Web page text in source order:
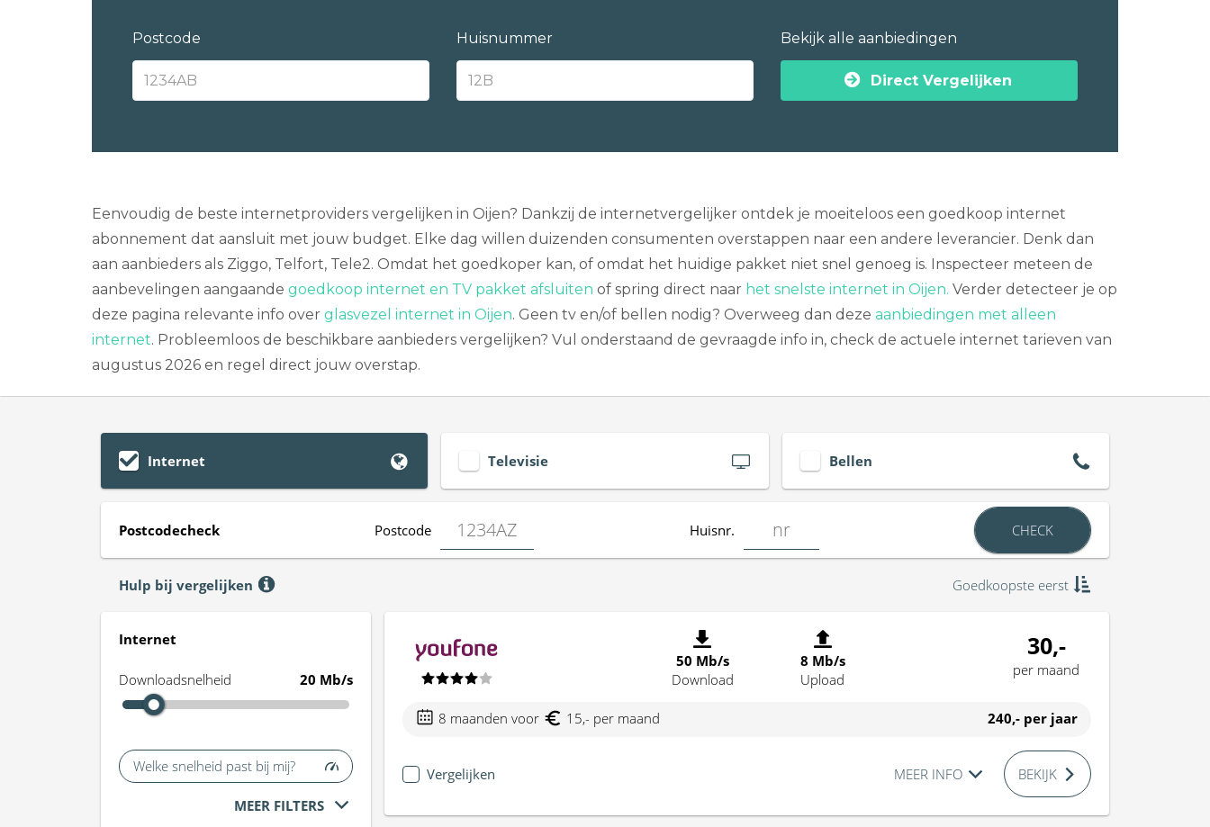
Postcode Huisnummer Bekijk alle aanbiedingen
Direct Vergelijken
Eenvoudig de beste internetproviders vergelijken in Oijen? Dankzij de internetvergelijker ontdek je moeiteloos een goedkoop internet
abonnement dat aansluit met jouw budget. Elke dag willen duizenden consumenten overstappen naar een andere leverancier. Denk dan
aan aanbieders als Ziggo, Telfort, Tele2. Omdat het goedkoper kan, of omdat het huidige pakket niet snel genoeg is. Inspecteer meteen de
aanbevelingen aangaande goedkoop internet en TV pakket afsluiten of spring direct naar het snelste internet in Oijen. Verder detecteer je op
deze pagina relevante info over glasvezel internet in Oijen. Geen tv en/of bellen nodig? Overweeg dan deze aanbiedingen met alleen
internet. Probleemloos de beschikbare aanbieders vergelijken? Vul onderstaand de gevraagde info in, check de actuele internet tarieven van
augustus 2026 en regel direct jouw overstap.
Internet Televisie Bellen
Postcodecheck Postcode Huisnr. CHECK
Hulp bij vergelijken Goedkoopste eerst
Internet
Downloadsnelheid 20 Mb/s
Welke snelheid past bij mij?
MEER FILTERS
50 Mb/s
Download
8 Mb/s
Upload
30,-
per maand
8 maanden voor 15,- per maand 240,- per jaar
Vergelijken MEER INFO BEKIJK